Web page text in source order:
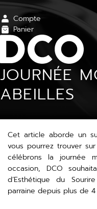
Compte
Panier
JOURNÉE
ABEILLES
Cet article aborde un
vous pourrez trouver
célébrons la journée
occasion, DCO
d’Esthétique du
parraine depuis plus de